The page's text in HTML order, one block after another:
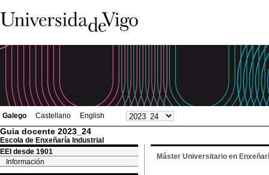
Galego Castellano English
Guia docente 2023_24
Escola de Enxeñaría Industrial
EEI desde 1901
Información
Máster Universitario en